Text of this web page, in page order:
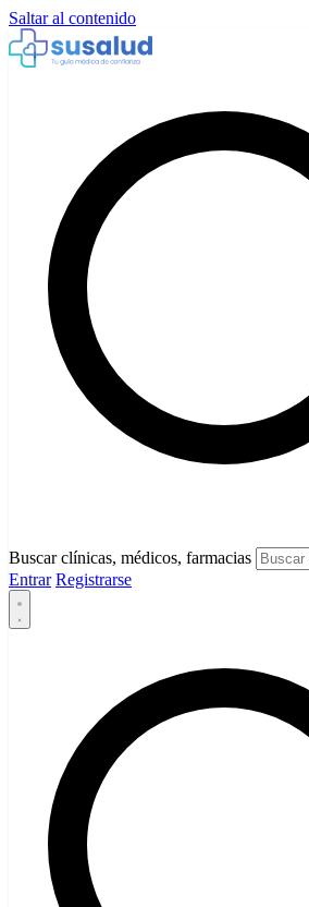
Saltar al contenido
Buscar clínicas, médicos, farmacias
Entrar Registrarse